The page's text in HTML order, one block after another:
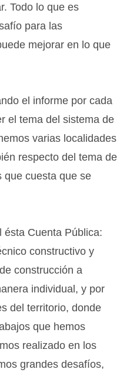
Todo lo que es
para las
mejorar en lo que
el informe por cada
el tema del sistema de
varias localidades
respecto del tema de
que cuesta que se
ésta Cuenta Pública:
constructivo y
construcción a
individual, y por
del territorio, donde
que hemos
realizado en los
grandes desafíos,